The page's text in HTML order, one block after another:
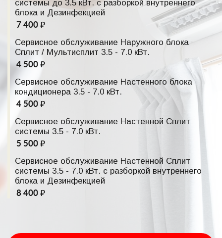
системы до 3.5 кВт. с разборкой внутреннего
блока и Дезинфекцией
7 400 ₽
Сервисное обслуживание Наружного блока
Сплит / Мультисплит 3.5 - 7.0 кВт.
4 500 ₽
Сервисное обслуживание Настенного блока
кондиционера 3.5 - 7.0 кВт.
4 500 ₽
Сервисное обслуживание Настенной Сплит
системы 3.5 - 7.0 кВт.
5 500 ₽
Сервисное обслуживание Настенной Сплит
системы 3.5 - 7.0 кВт. с разборкой внутреннего
блока и Дезинфекцией
8 400 ₽